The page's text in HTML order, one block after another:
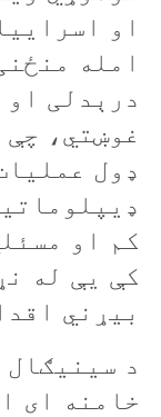
او
امله
درېدلی او
غوښتي، چې
ډول
کم او
کې يې له
بیړني
د
خامنه ای